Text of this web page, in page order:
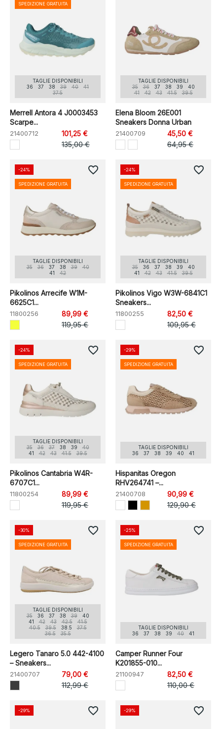
TAGLIE DISPONIBILI
36
37 38 39 40
41
37.5
Merrell Antora 4 J0003453
Scarpe...
21400712
101,25 €
135,00 €
SPEDIZIONE GRATUITA
TAGLIE DISPONIBILI
35
36 37 38 39
40
41
42 43 41.5 39.5
Elena Bloom 26E001
Sneakers Donna Urban
21400709
45,50 €
64,95 €
TAGLIE DISPONIBILI
35
36 37 38 39
40
41
42
Pikolinos Arrecife W1M-
6625C1...
11800256
89,99 €
119,95 €
-24%
SPEDIZIONE GRATUITA
favorite_border
TAGLIE DISPONIBILI
35
36 37 38 39
40
41
42 43 41.5 39.5
Pikolinos Vigo W3W-6841C1
Sneakers...
11800255
82,50 €
109,95 €
-24%
SPEDIZIONE GRATUITA
favorite_border
TAGLIE DISPONIBILI
35
36 37 38 39
40
41
42 43 41.5 39.5
Pikolinos Cantabria W4R-
6707C1...
11800254
89,99 €
119,95 €
-24%
SPEDIZIONE GRATUITA
favorite_border
TAGLIE DISPONIBILI
36
37 38 39 40 41
Hispanitas Oregon
RHV264741 –...
21400708
90,99 €
129,90 €
-29%
SPEDIZIONE GRATUITA
favorite_border
TAGLIE DISPONIBILI
35
36 37 38 39
40
41
42 43 42.5
41.5
40.5
39.5 38.5
37.5
36.5
35.5
Legero Tanaro 5.0 442-4100
– Sneakers...
21400707
79,00 €
112,99 €
-30%
SPEDIZIONE GRATUITA
favorite_border
TAGLIE DISPONIBILI
36
37 38 39 40 41
Camper Runner Four
K201855-010...
21100947
82,50 €
110,00 €
-25%
SPEDIZIONE GRATUITA
favorite_border
-29% favorite_border -29% favorite_border